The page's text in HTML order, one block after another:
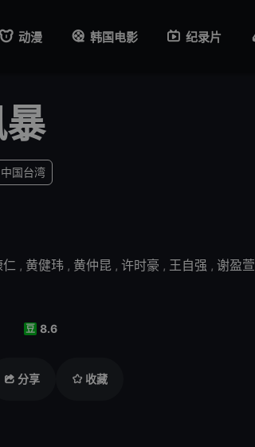
动漫 韩国电影 纪录片
中国台湾
仁 , 黄健玮 , 黄仲昆 , 许时豪 , 王自强 , 谢盈萱
豆 8.6
分享 收藏